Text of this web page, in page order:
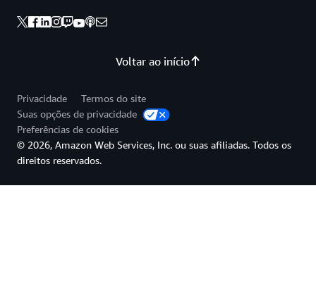
Voltar ao início
Privacidade
Termos do site
Suas opções de privacidade
Preferências de cookies
© 2026, Amazon Web Services, Inc. ou suas afiliadas. Todos os
direitos reservados.